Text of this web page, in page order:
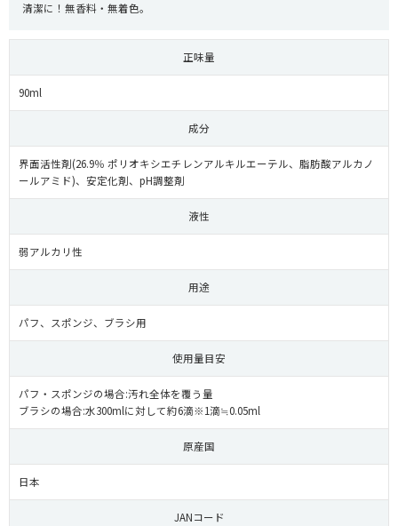
清潔に！無香料・無着色。
正味量
90ml
成分
界面活性剤(26.9％ ポリオキシエチレンアルキルエーテル、脂肪酸アルカノ
ールアミド)、安定化剤、pH調整剤
液性
弱アルカリ性
用途
パフ、スポンジ、ブラシ用
使用量目安
パフ・スポンジの場合:汚れ全体を覆う量
ブラシの場合:水300mlに対して約6滴※1滴≒0.05ml
原産国
日本
JANコード